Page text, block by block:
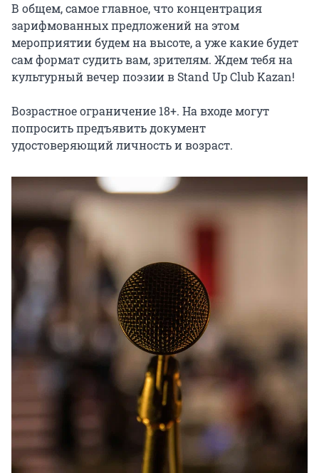
В общем, самое главное, что концентрация
зарифмованных предложений на этом
мероприятии будем на высоте, а уже какие будет
сам формат судить вам, зрителям. Ждем тебя на
культурный вечер поэзии в Stand Up Club Kazan!
Возрастное ограничение 18+. На входе могут
попросить предъявить документ
удостоверяющий личность и возраст.